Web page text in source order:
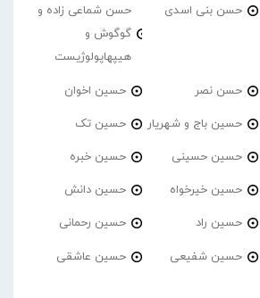
حسن بنی اسدی
حسن شماعی زاده و
گوگوش و
هیپهاپولوژیست
حسن نصر حسین اخوان
حسین باج و شهریار حسین تک
حسین حسینی حسین خبره
حسین خیرخواه حسین دانش
حسین راد حسین رحمانی
حسین شفیعی حسین عاشقی